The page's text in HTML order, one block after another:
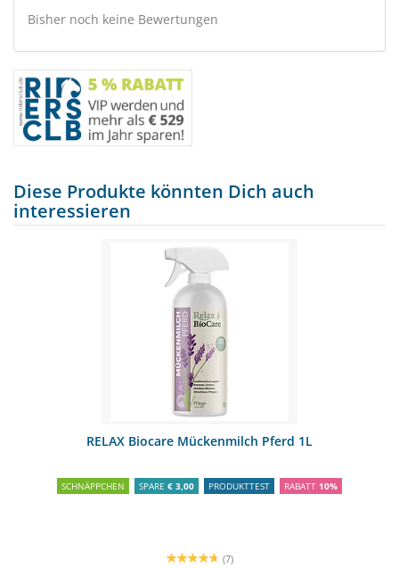
Bisher noch keine Bewertungen
Diese Produkte könnten Dich auch
interessieren
RELAX Biocare Mückenmilch Pferd 1L
SCHNÄPPCHEN SPARE € 3,00 PRODUKTTEST RABATT 10%
(7)